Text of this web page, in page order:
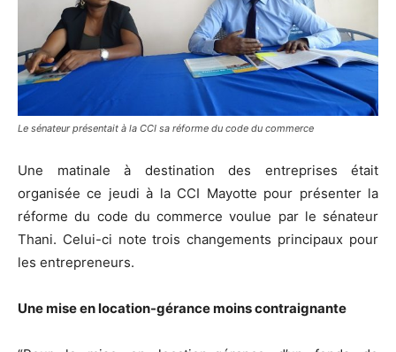
Le sénateur présentait à la CCI sa réforme du code du commerce
Une matinale à destination des entreprises était
organisée ce jeudi à la CCI Mayotte pour présenter la
réforme du code du commerce voulue par le sénateur
Thani. Celui-ci note trois changements principaux pour
les entrepreneurs.
Une mise en location-gérance moins contraignante